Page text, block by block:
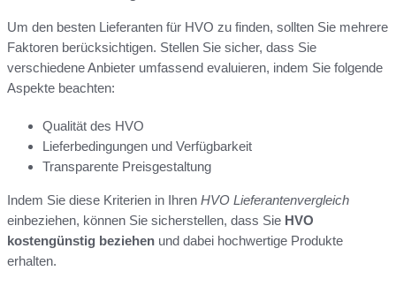
Um den besten Lieferanten für HVO zu finden, sollten Sie mehrere
Faktoren berücksichtigen. Stellen Sie sicher, dass Sie
verschiedene Anbieter umfassend evaluieren, indem Sie folgende
Aspekte beachten:
Qualität des HVO
Lieferbedingungen und Verfügbarkeit
Transparente Preisgestaltung
Indem Sie diese Kriterien in Ihren HVO Lieferantenvergleich
einbeziehen, können Sie sicherstellen, dass Sie HVO
kostengünstig beziehen und dabei hochwertige Produkte
erhalten.